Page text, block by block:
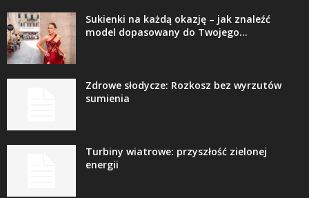
Sukienki na każdą okazję – jak znaleźć
model dopasowany do Twojego...
Zdrowe słodycze: Rozkosz bez wyrzutów
sumienia
Turbiny wiatrowe: przyszłość zielonej
energii